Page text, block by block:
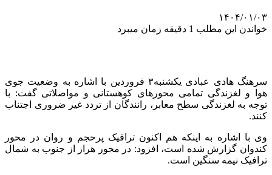
۱۴۰۴/۰۱/۰۳
خواندن این مطلب 1 دقیقه زمان میبرد
سرهنگ هادی عبادی یکشنبه۳ فروردین با اشاره به وضعیت جوی
هوا و لغزندگی تمامی محورهای کوهستانی و مواصلاتی گفت: با
توجه به لغزندگی سطح معابر، رانندگان از تردد غیر ضروری اجتناب
کنند.
وی با اشاره به اینکه هم اکنون ترافیک پرحجم و روان در محور
کندوان گزارش شده است، افزود: در محور هراز از جنوب به شمال
ترافیک نیمه سنگین است.